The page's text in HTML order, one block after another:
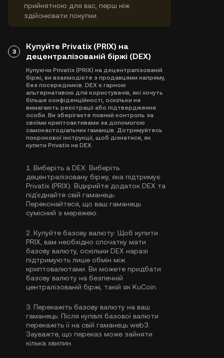
прийнятною для вас, перш ніж
здійснювати покупки.
3
Купуйте Privatix (PRIX) на
децентралізованій біржі (DEX)
Купуючи Privatix (PRIX) на децентралізованій
біржі, ви взаємодієте з продавцями напряму,
без посередників. DEX є гарною
альтернативою для користувачів, які хочуть
більше конфіденційності, оскільки не
вимагають реєстрації або підтвердження
особи. Ви зберігаєте повний контроль за
своїми криптоактивами за допомогою
самокастодіальних гаманців. Дотримуйтесь
покрокової інструкції, щоб дізнатися, як
купити Privatix на DEX.
1. Виберіть a DEX: Виберіть
децентралізовану біржу, яка підтримує
Privatix (PRIX). Відкрийте додаток DEX та
під'єднайте свій гаманець.
Переконайтеся, що ваш гаманець
сумісний з мережею.
2. Купуйте базову валюту: Щоб купити
PRIX, вам необхідно спочатку мати
базову валюту, оскільки DEX наразі
підтримують лише обмін між
криптовалютами. Ви можете придбати
базову валюту на безпечній
централізованій біржі, такій як KuCoin.
3. Перекажіть базову валюту на ваш
гаманець: Після купівлі базової валюти
перекажіть її на свій гаманець web3.
Зауважте, що переказ може зайняти
кілька хвилин.